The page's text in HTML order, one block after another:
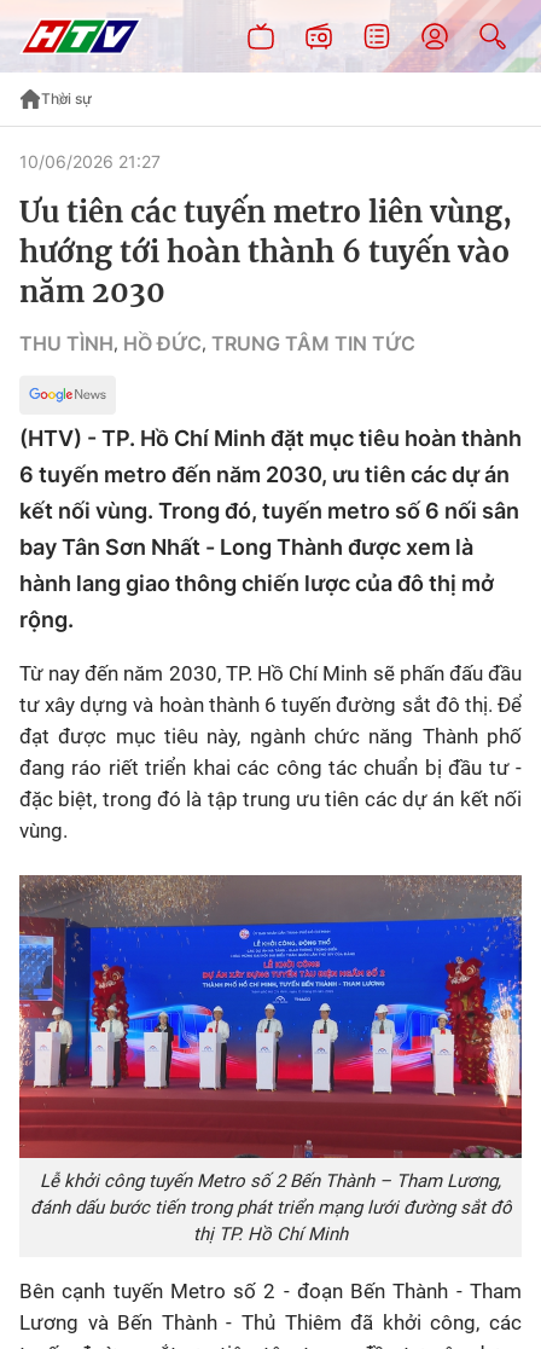
Thời sự
10/06/2026 21:27
Ưu tiên các tuyến metro liên vùng,
hướng tới hoàn thành 6 tuyến vào
năm 2030
THU TÌNH, HỒ ĐỨC, TRUNG TÂM TIN TỨC
(HTV) - TP. Hồ Chí Minh đặt mục tiêu hoàn thành
6 tuyến metro đến năm 2030, ưu tiên các dự án
kết nối vùng. Trong đó, tuyến metro số 6 nối sân
bay Tân Sơn Nhất - Long Thành được xem là
hành lang giao thông chiến lược của đô thị mở
rộng.
Từ nay đến năm 2030, TP. Hồ Chí Minh sẽ phấn đấu đầu
tư xây dựng và hoàn thành 6 tuyến đường sắt đô thị. Để
đạt được mục tiêu này, ngành chức năng Thành phố
đang ráo riết triển khai các công tác chuẩn bị đầu tư -
đặc biệt, trong đó là tập trung ưu tiên các dự án kết nối
vùng.
Lễ khởi công tuyến Metro số 2 Bến Thành – Tham Lương,
đánh dấu bước tiến trong phát triển mạng lưới đường sắt đô
thị TP. Hồ Chí Minh
Bên cạnh tuyến Metro số 2 - đoạn Bến Thành - Tham
Lương và Bến Thành - Thủ Thiêm đã khởi công, các